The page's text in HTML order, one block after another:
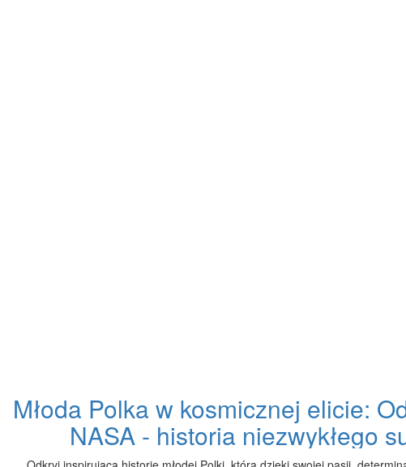
Młoda Polka w kosmicznej elicie:
NASA - historia niezwykłego